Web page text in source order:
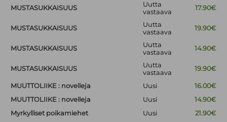
MUSTASUKKAISUUS
Uutta
vastaava
17.90€
MUSTASUKKAISUUS
Uutta
vastaava
19.90€
MUSTASUKKAISUUS
Uutta
vastaava
14.90€
MUSTASUKKAISUUS
Uutta
vastaava
19.90€
MUUTTOLIIKE : novelleja Uusi
16.00€
MUUTTOLIIKE : novelleja
Uusi
14.90€
Myrkylliset poikamiehet
Uusi 21.90€